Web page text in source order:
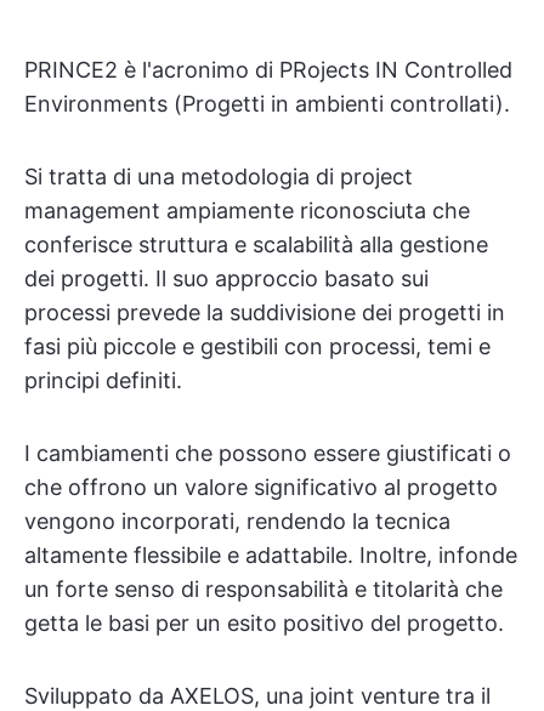
PRINCE2 è l'acronimo di PRojects IN Controlled
Environments (Progetti in ambienti controllati).
Si tratta di una metodologia di project
management ampiamente riconosciuta che
conferisce struttura e scalabilità alla gestione
dei progetti. Il suo approccio basato sui
processi prevede la suddivisione dei progetti in
fasi più piccole e gestibili con processi, temi e
principi definiti.
I cambiamenti che possono essere giustificati o
che offrono un valore significativo al progetto
vengono incorporati, rendendo la tecnica
altamente flessibile e adattabile. Inoltre, infonde
un forte senso di responsabilità e titolarità che
getta le basi per un esito positivo del progetto.
Sviluppato da AXELOS, una joint venture tra il